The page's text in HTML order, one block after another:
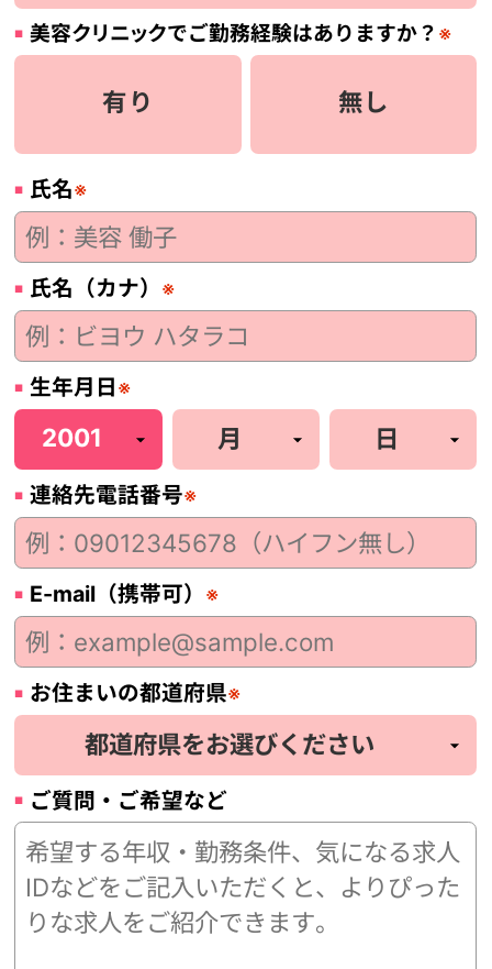
美容クリニックでご勤務経験はありますか？ ※
有り 無し
氏名※
氏名（カナ） ※
生年月日※
連絡先電話番号※
E-mail（携帯可） ※
お住まいの都道府県※
ご質問・ご希望など